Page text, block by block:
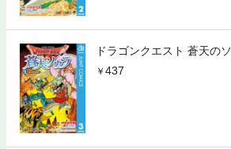
ドラゴンクエスト 蒼天の
437